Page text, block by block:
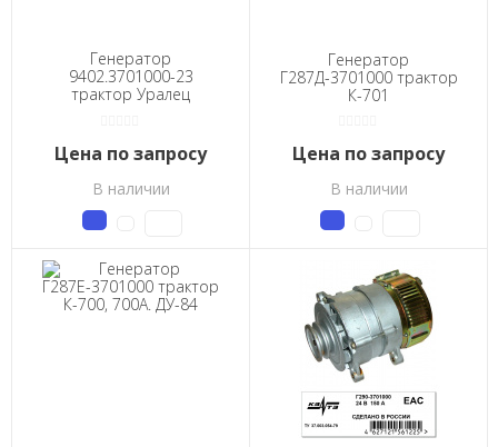
Генератор
9402.3701000-23
трактор Уралец
Цена по запросу
В наличии
Генератор
Г287Д-3701000 трактор
К-701
Цена по запросу
В наличии